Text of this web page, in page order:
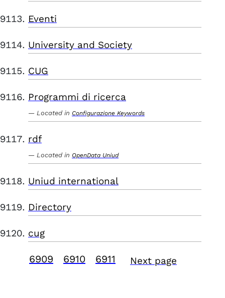
Eventi
University and Society
CUG
Programmi di ricerca
Located in Configurazione Keywords
rdf
Located in OpenData Uniud
Uniud international
Directory
cug
6909 6910 6911 Next page